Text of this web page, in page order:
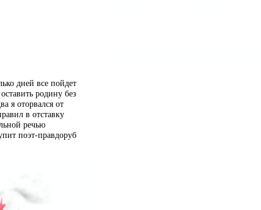
дней все пойдет
родину без
я оторвался от
в отставку
речью
поэт-правдоруб